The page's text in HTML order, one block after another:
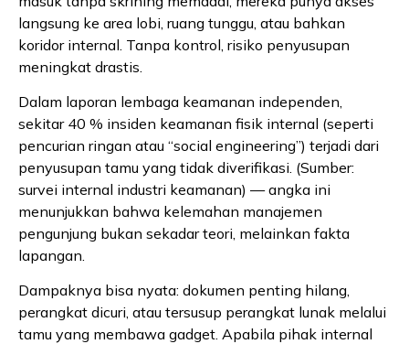
langsung ke area lobi, ruang tunggu, atau bahkan
koridor internal. Tanpa kontrol, risiko penyusupan
meningkat drastis.
Dalam laporan lembaga keamanan independen,
sekitar 40 % insiden keamanan fisik internal (seperti
pencurian ringan atau “social engineering”) terjadi dari
penyusupan tamu yang tidak diverifikasi. (Sumber:
survei internal industri keamanan) — angka ini
menunjukkan bahwa kelemahan manajemen
pengunjung bukan sekadar teori, melainkan fakta
lapangan.
Dampaknya bisa nyata: dokumen penting hilang,
perangkat dicuri, atau tersusup perangkat lunak melalui
tamu yang membawa gadget. Apabila pihak internal